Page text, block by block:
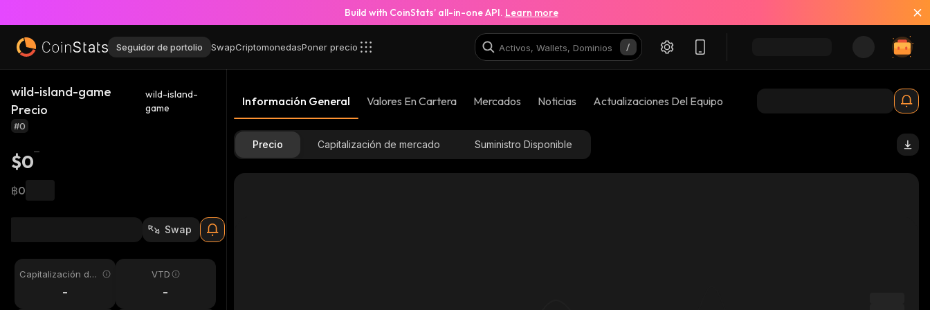
Build with CoinStats’ all-in-one API. Learn more
Seguidor de portolio SwapCriptomonedasPoner precio
wild-island-game
Precio
wild-island-
game
#0
$0
฿0
Swap
Capitalización de
-
VTD
-
Información General Valores En Cartera Mercados Noticias Actualizaciones Del Equipo
Precio Capitalización de mercado Suministro Disponible